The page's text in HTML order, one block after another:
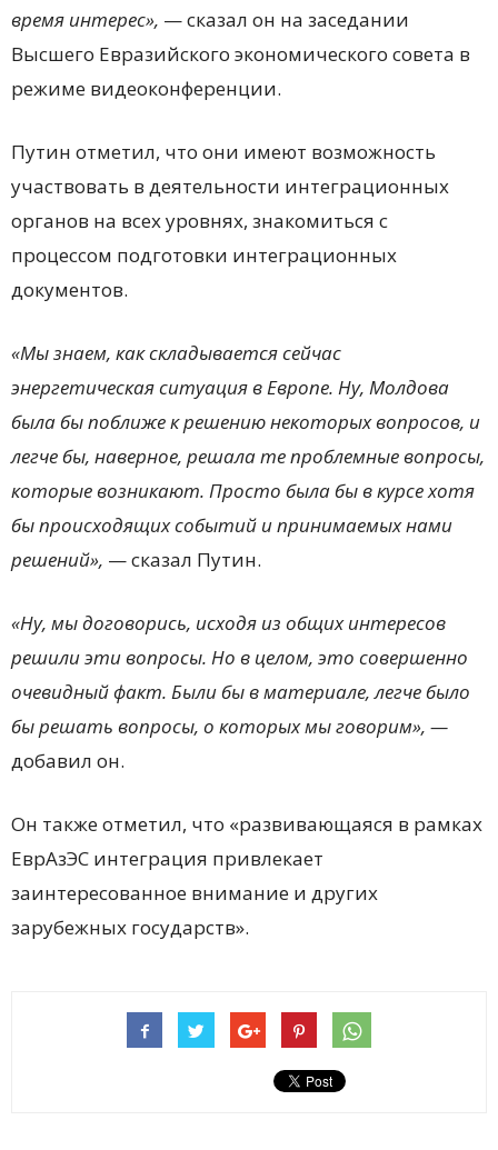
время интерес», — сказал он на заседании
Высшего Евразийского экономического совета в
режиме видеоконференции.
Путин отметил, что они имеют возможность
участвовать в деятельности интеграционных
органов на всех уровнях, знакомиться с
процессом подготовки интеграционных
документов.
«Мы знаем, как складывается сейчас
энергетическая ситуация в Европе. Ну, Молдова
была бы поближе к решению некоторых вопросов, и
легче бы, наверное, решала те проблемные вопросы,
которые возникают. Просто была бы в курсе хотя
бы происходящих событий и принимаемых нами
решений», — сказал Путин.
«Ну, мы договорись, исходя из общих интересов
решили эти вопросы. Но в целом, это совершенно
очевидный факт. Были бы в материале, легче было
бы решать вопросы, о которых мы говорим», —
добавил он.
Он также отметил, что «развивающаяся в рамках
ЕврАзЭС интеграция привлекает
заинтересованное внимание и других
зарубежных государств».